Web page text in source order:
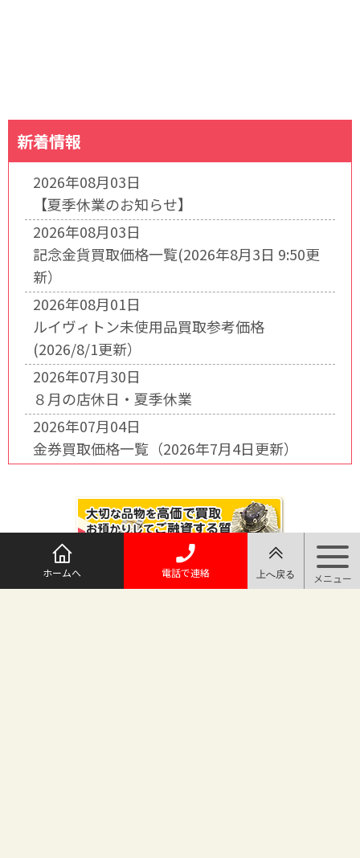
新着情報
2026年08月03日
【夏季休業のお知らせ】
2026年08月03日
記念金貨買取価格一覧(2026年8月3日 9:50更
新）
2026年08月01日
ルイヴィトン未使用品買取参考価格
(2026/8/1更新）
2026年07月30日
８月の店休日・夏季休業
2026年07月04日
金券買取価格一覧（2026年7月4日更新）
ホームへ 電話で連絡